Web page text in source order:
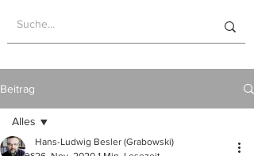
Beitrag
Alles
Hans-Ludwig Besler (Grabowski)